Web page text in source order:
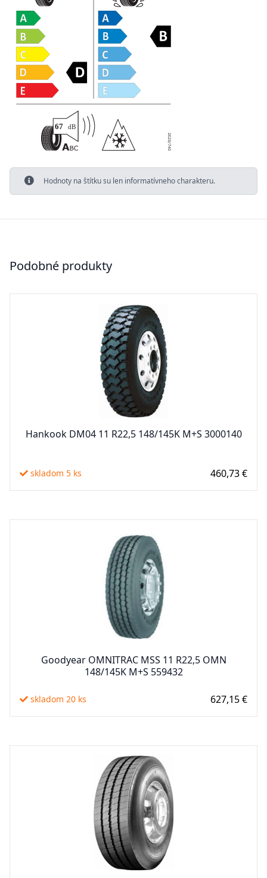
Hodnoty na štítku su len informatívneho charakteru.
Podobné produkty
Hankook DM04 11 R22,5 148/145K M+S 3000140
skladom 5 ks 460,73 €
Goodyear OMNITRAC MSS 11 R22,5 OMN
148/145K M+S 559432
skladom 20 ks 627,15 €